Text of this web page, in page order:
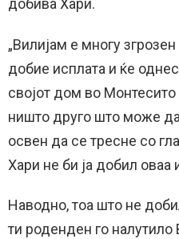
добива Хари.
„Вилијам е многу
добие исплата и ќе
својот дом во
ништо друго што може
освен да се тресне со
Хари не би ја добил оваа
Наводно, тоа што не
ти роденден го налутило